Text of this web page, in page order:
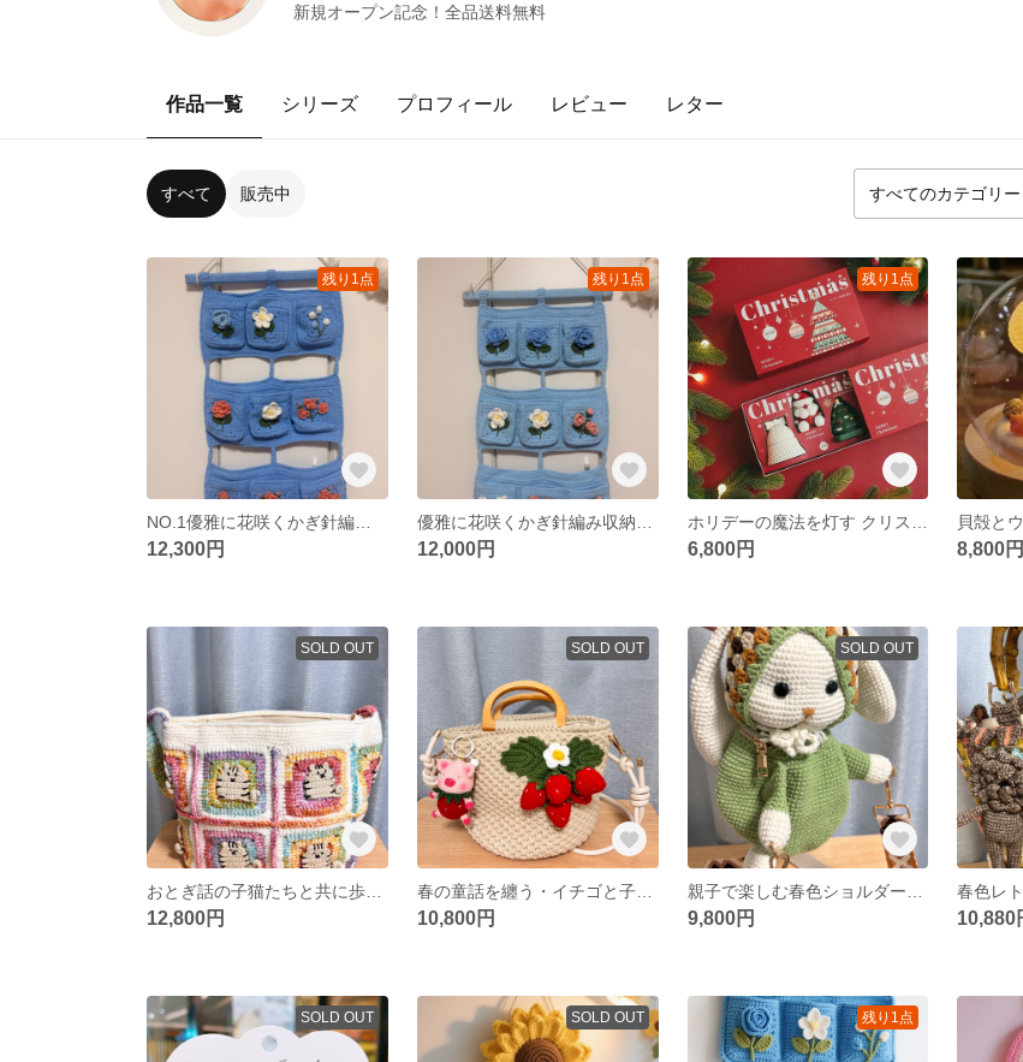
新規オープン記念！全品送料無料
作品一覧 シリーズ プロフィール レビュー レター
すべて 販売中
残り1点
12,300円
残り1点
12,000円
残り1点
6,800円
貝殻と
8,800円
SOLD OUT
12,800円
SOLD OUT
春の童話を纏う・イチゴと子豚の手編みバッグ
10,800円
SOLD OUT
9,800円 10,880
SOLD OUT SOLD OUT 残り1点